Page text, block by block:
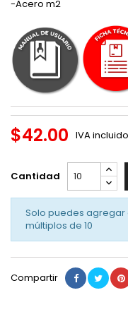
-Acero m2
$42.00 IVA incluido
Cantidad
Solo puedes
múltiplos de 10
Compartir